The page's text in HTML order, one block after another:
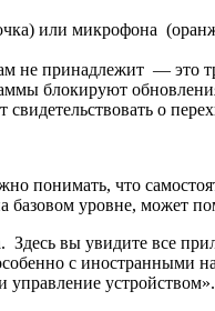
или микрофона
не принадлежит — это
блокируют
о
понимать, что
уровне, может
Здесь вы увидите все
с иностранными